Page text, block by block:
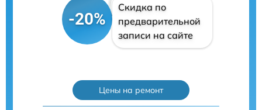
-20%
Скидка по
предварительной
записи на сайте
Цены на ремонт